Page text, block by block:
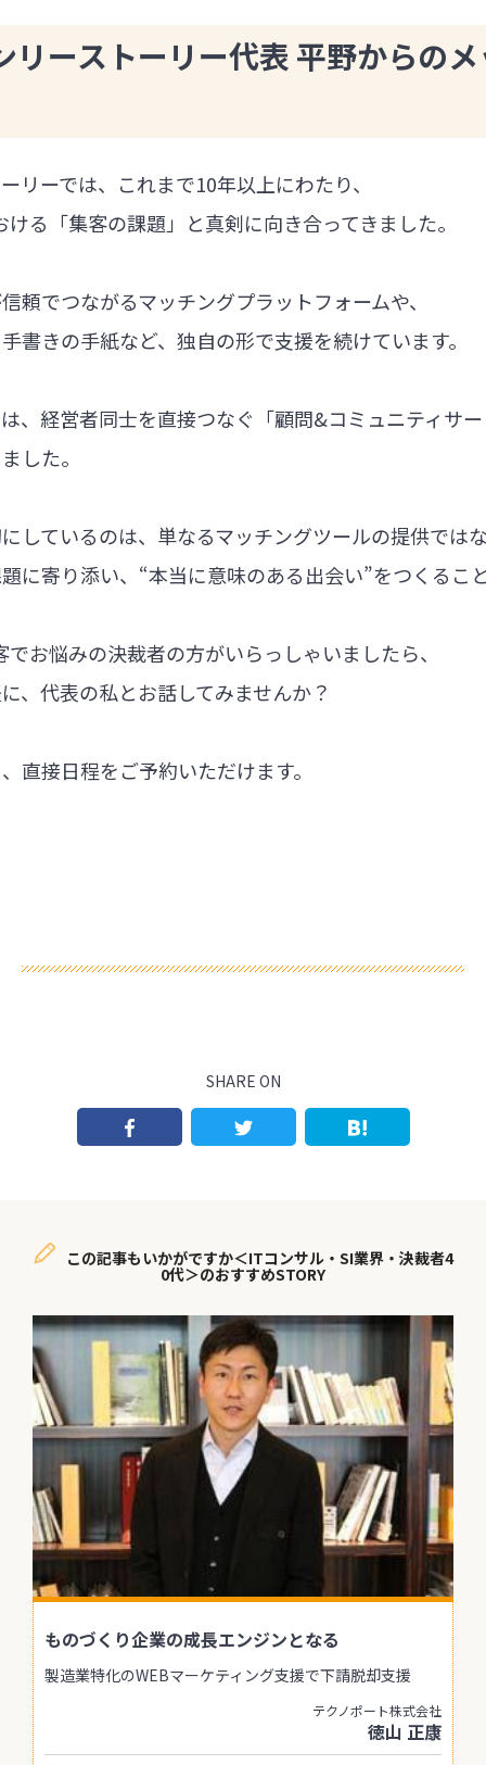
リーストーリー代表 平野からの
リーでは、これまで10年以上にわたり、
る「集客の課題」と真剣に向き合ってきました。
頼でつながるマッチングプラットフォームや、
書きの手紙など、独自の形で支援を続けています。
、経営者同士を直接つなぐ「顧問&コミュニティサ
した。
しているのは、単なるマッチングツールの提供では
に寄り添い、“本当に意味のある出会い”をつくるこ
お悩みの決裁者の方がいらっしゃいましたら、
、代表の私とお話してみませんか？
直接日程をご予約いただけます。
SHARE ON
この記事もいかがですか＜ITコンサル・SI業界・決裁者4
0代＞のおすすめSTORY
ものづくり企業の成長エンジンとなる
製造業特化のWEBマーケティング支援で下請脱却支援
テクノポート株式会社
徳山 正康